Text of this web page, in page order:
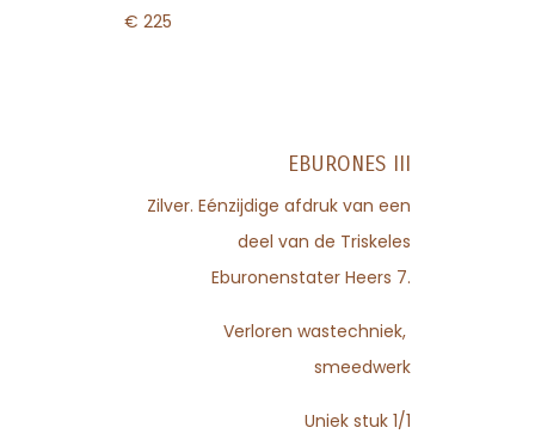
€ 225
EBURONES III
Zilver. Eénzijdige afdruk van een
deel van de Triskeles
Eburonenstater Heers 7.
Verloren wastechniek,
smeedwerk
Uniek stuk 1/1